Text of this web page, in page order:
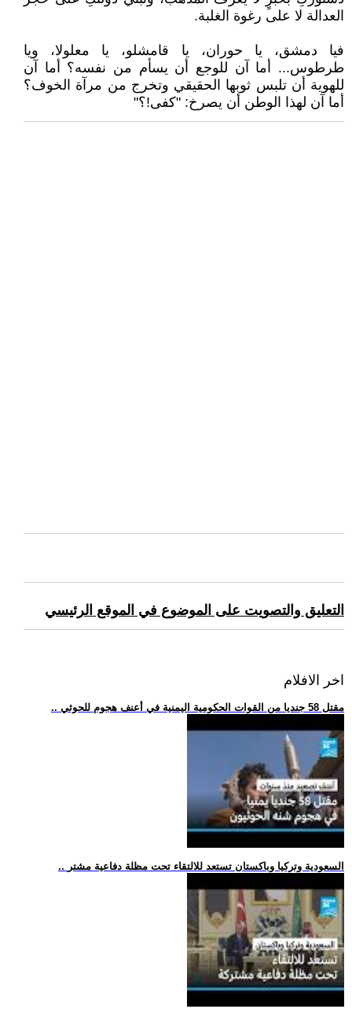
العدالة لا على رغوة الغلبة.
فيا دمشق، يا حوران، يا قامشلو، يا معلولا، ويا
طرطوس... أما آن للوجع أن يسأم من نفسه؟ أما آن
للهوية أن تلبس ثوبها الحقيقي وتخرج من مرآة الخوف؟
أما آن لهذا الوطن أن يصرخ: "كفى!؟"
التعليق والتصويت على الموضوع في الموقع الرئيسي
اخر الافلام
.. مقتل 58 جنديا من القوات الحكومية اليمنية في أعنف هجوم للحوثي
.. السعودية وتركيا وباكستان تستعد للالتقاء تحت مظلة دفاعية مشتر